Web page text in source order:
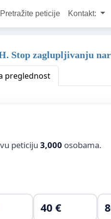
Pretražite peticije Kontakt:
Stop zaglupljivanju
preglednost
peticiju 3,000 osobama.
40 €